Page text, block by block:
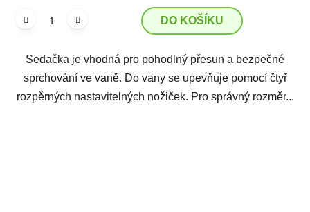
DO KOŠÍKU
Sedačka je vhodná pro pohodlný přesun a bezpečné
sprchování ve vaně. Do vany se upevňuje pomocí čtyř
rozpěrných nastavitelných nožiček. Pro správný rozměr...